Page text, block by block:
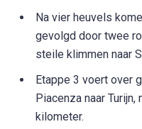
Na vier heuvels
gevolgd door twee
steile klimmen naar
Etappe 3 voert over
Piacenza naar
kilometer.